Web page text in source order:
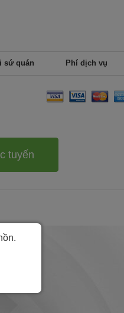
sứ quán Phí dịch vụ
tuyến